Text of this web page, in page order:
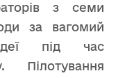
з семи
за вагомий
під час
Пілотування